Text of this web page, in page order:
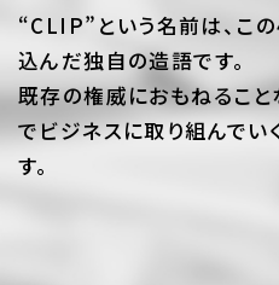
“CLIP”という名前は、こ
込んだ独自の造語です。
既存の権威におもねること
でビジネスに取り組んでい
す。